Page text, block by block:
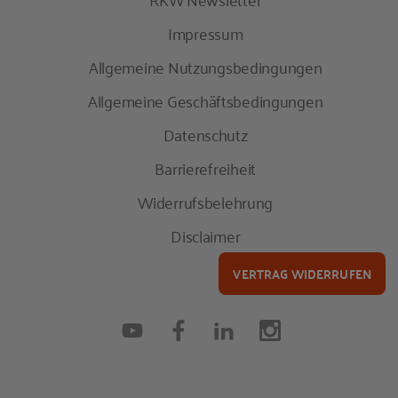
Impressum
Allgemeine Nutzungsbedingungen
Allgemeine Geschäftsbedingungen
Datenschutz
Barrierefreiheit
Widerrufsbelehrung
Disclaimer
VERTRAG WIDERRUFEN